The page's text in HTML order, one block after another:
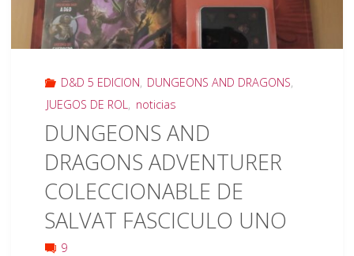
la
de
«Dungeons
and
Dragons
D&D 5 EDICION, DUNGEONS AND DRAGONS,
JUEGOS DE ROL, noticias
DUNGEONS AND
DRAGONS ADVENTURER
COLECCIONABLE DE
SALVAT FASCICULO UNO
9